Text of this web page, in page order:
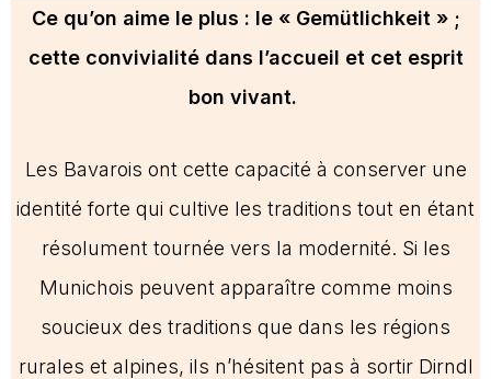
Ce qu’on aime le plus : le « Gemütlichkeit » ;
cette convivialité dans l’accueil et cet esprit
bon vivant.
Les Bavarois ont cette capacité à conserver une
identité forte qui cultive les traditions tout en étant
résolument tournée vers la modernité. Si les
Munichois peuvent apparaître comme moins
soucieux des traditions que dans les régions
rurales et alpines, ils n’hésitent pas à sortir Dirndl